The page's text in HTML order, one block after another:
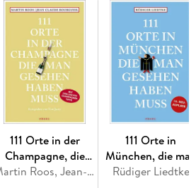
111 Orte in der
Champagne, die
gesehen haben
Martin Roos, Jean-Claude Bourgueil
111 Orte in
München, die man
gesehen haben
Rüdiger Liedtke